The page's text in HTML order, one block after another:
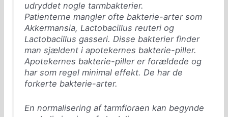
udryddet nogle tarmbakterier.
Patienterne mangler ofte bakterie-arter som
Akkermansia, Lactobacillus reuteri og
Lactobacillus gasseri. Disse bakterier finder
man sjældent i apotekernes bakterie-piller.
Apotekernes bakterie-piller er forældede og
har som regel minimal effekt. De har de
forkerte bakterie-arter.
En normalisering af tarmfloraen kan begynde